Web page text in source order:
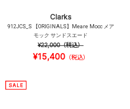
Clarks
912JCS_S 【ORIGINALS】Meare Mocc メア
モック サンドスエード
¥22,000（税込）
¥15,400（税込）